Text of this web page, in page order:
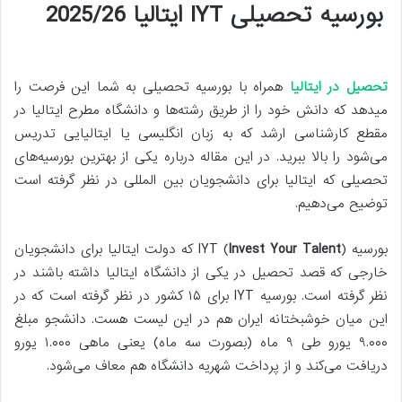
بورسیه تحصیلی IYT ایتالیا 2025/26
تحصیل در ایتالیا همراه با بورسیه تحصیلی به شما این فرصت را
میدهد که دانش خود را از طریق رشته‌ها و دانشگاه مطرح ایتالیا در
مقطع کارشناسی ارشد که به زبان انگلیسی یا ایتالیایی تدریس
می‌شود را بالا ببرید. در این مقاله درباره یکی از بهترین بورسیه‌های
تحصیلی که ایتالیا برای دانشجویان بین المللی در نظر گرفته است
توضیح می‌دهیم.
بورسیه IYT ( Invest Your Talent
) که دولت ایتالیا برای دانشجویان
خارجی که قصد تحصیل در یکی از دانشگاه ایتالیا داشته باشند در
نظر گرفته است. بورسیه IYT برای ۱۵ کشور در نظر گرفته است که در
این میان خوشبختانه ایران هم در این لیست هست. دانشجو مبلغ
۹.۰۰۰ یورو طی ۹ ماه (بصورت سه ماه) یعنی ماهی ۱.۰۰۰ یورو
دریافت می‌کند و از پرداخت شهریه دانشگاه هم معاف می‌شود.